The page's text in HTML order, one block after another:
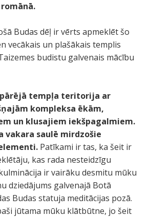
Budas dēļ ir vērts apmeklēt šo
vecākais un plašākais templis
budistu galvenais mācību
tempļa teritorija ar
kompleksa ēkām,
un klusajiem iekšpagalmiem.
vakara saulē mirdzošie
Patīkami ir tas, ka šeit ir
kas rada nesteidzīgu
ir vairāku desmitu mūku
dziedājums galvenajā Botā
Budas statuja meditācijas pozā.
jūtama mūku klātbūtne, jo šeit